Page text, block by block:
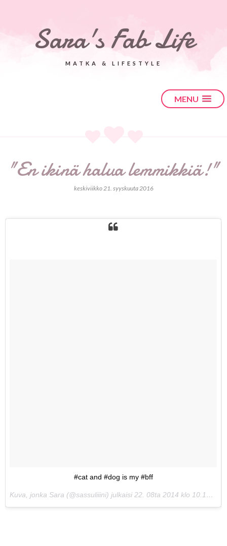
Sara's Fab Life
MATKA & LIFESTYLE
MENU
"En ikinä halua lemmikkiä!"
keskiviikko 21. syyskuuta 2016
#cat and #dog is my #bff
Kuva, jonka Sara (@sassuliiini) julkaisi 22. 08ta 2014 klo 10.17 PDT